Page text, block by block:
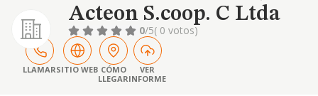
Acteon S.coop. C Ltda
0/5( 0 votos)
LLAMARSITIO WEB CÓMO
LLEGAR
VER
INFORME